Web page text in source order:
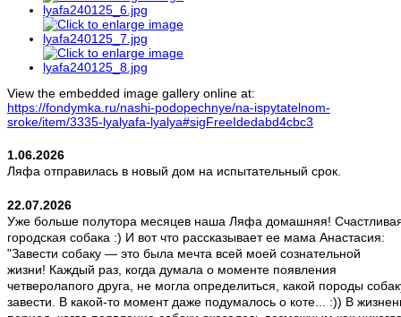
View the embedded image gallery online at:
https://fondymka.ru/nashi-podopechnye/na-ispytatelnom-
sroke/item/3335-lyalyafa-lyalya#sigFreeIdedabd4cbc3
1.06.2026
Ляфа отправилась в новый дом на испытательный срок.
22.07.2026
Уже больше полутора месяцев наша Ляфа домашняя!
городская собака :) И вот что рассказывает ее мама Анастасия:
"Завести собаку — это была мечта всей моей сознательной
жизни! Каждый раз, когда думала о моменте появления
четверолапого друга, не могла определиться, какой породы
завести. В какой-то момент даже подумалось о коте... :)) В